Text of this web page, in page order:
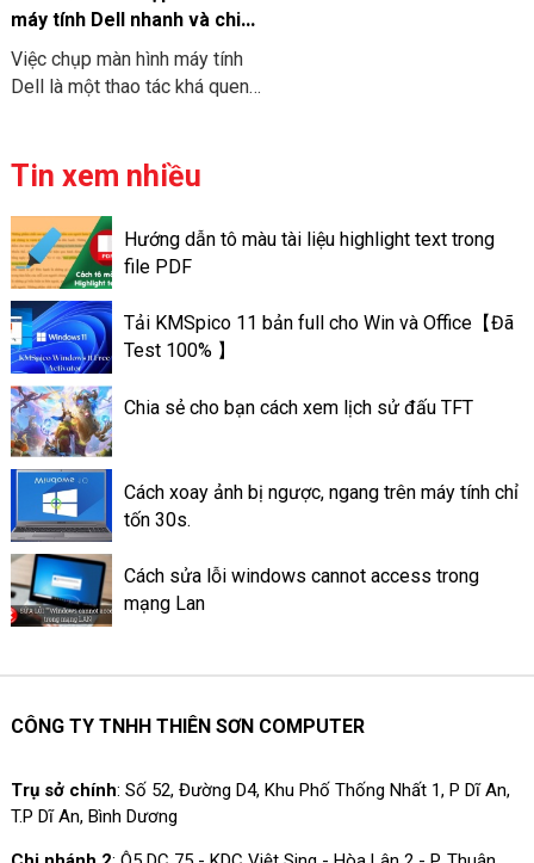
máy tính Dell nhanh và chi
tiết
Việc chụp màn hình máy tính
Dell là một thao tác khá quen
người cũng biết cách chụp
Bài viết này chúng tôi sẽ
hướng dẫn các cách chụp màn
hình máy tính Dell nhanh nhất
và chi tiết nhất. Giúp cho bạn
lựa chọn được cách phù hợp
với nhu cầu của mình.
Tin xem nhiều
Hướng dẫn tô màu tài liệu highlight text trong
file PDF
Tải KMSpico 11 bản full cho Win và Office【Đã
Test 100% 】
Chia sẻ cho bạn cách xem lịch sử đấu TFT
Cách xoay ảnh bị ngược, ngang trên máy tính chỉ
tốn 30s.
Cách sửa lỗi windows cannot access trong
mạng Lan
CÔNG TY TNHH THIÊN SƠN COMPUTER
Trụ sở chính: Số 52, Đường D4, Khu Phố Thống Nhất 1, P Dĩ An,
T.P Dĩ An, Bình Dương